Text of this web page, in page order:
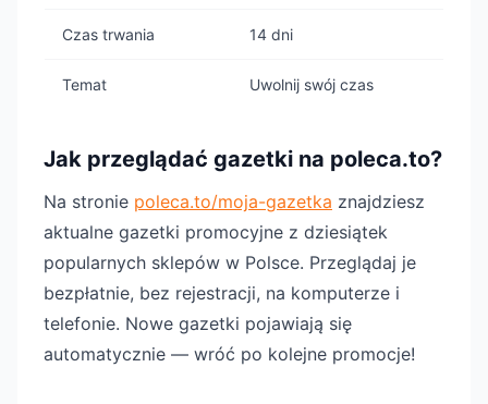
Czas trwania 14 dni
Temat Uwolnij swój czas
Jak przeglądać gazetki na poleca.to?
Na stronie poleca.to/moja-gazetka znajdziesz
aktualne gazetki promocyjne z dziesiątek
popularnych sklepów w Polsce. Przeglądaj je
bezpłatnie, bez rejestracji, na komputerze i
telefonie. Nowe gazetki pojawiają się
automatycznie — wróć po kolejne promocje!